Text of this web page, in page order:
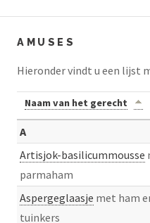
AMUSES
Hieronder vindt u een lijst
Naam van het gerecht
A
Artisjok-basilicummousse
parmaham
Aspergeglaasje met ham
tuinkers